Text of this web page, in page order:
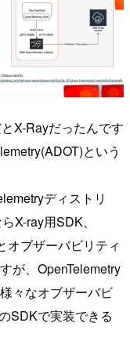
X-Rayだったんです
という
ディストリ
X-ray用SDK、
ブザーバビリティ
が、OpenTelemetry
々なオブザーバビ
SDKで実装できる